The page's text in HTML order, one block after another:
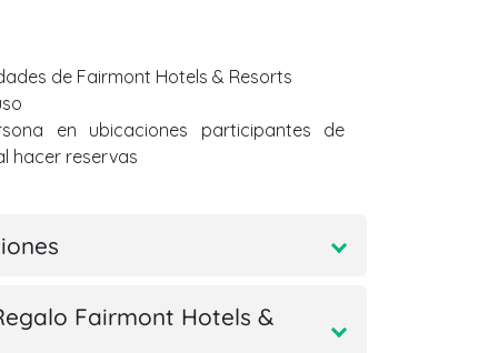
de Fairmont Hotels & Resorts
en ubicaciones participantes de
hacer reservas
Fairmont Hotels &